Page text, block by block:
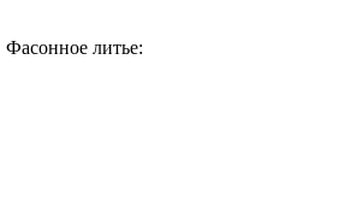
Фасонное литье: